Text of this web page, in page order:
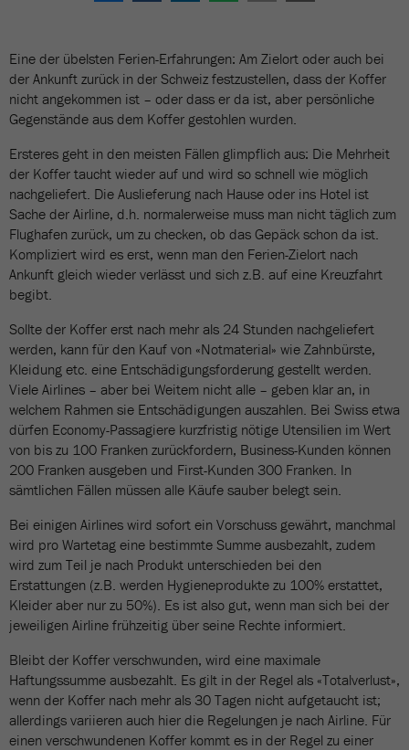
Eine der übelsten Ferien-Erfahrungen: Am Zielort oder auch bei
der Ankunft zurück in der Schweiz festzustellen, dass der Koffer
nicht angekommen ist – oder dass er da ist, aber persönliche
Gegenstände aus dem Koffer gestohlen wurden.
Ersteres geht in den meisten Fällen glimpflich aus: Die Mehrheit
der Koffer taucht wieder auf und wird so schnell wie möglich
nachgeliefert. Die Auslieferung nach Hause oder ins Hotel ist
Sache der Airline, d.h. normalerweise muss man nicht täglich zum
Flughafen zurück, um zu checken, ob das Gepäck schon da ist.
Kompliziert wird es erst, wenn man den Ferien-Zielort nach
Ankunft gleich wieder verlässt und sich z.B. auf eine Kreuzfahrt
begibt.
Sollte der Koffer erst nach mehr als 24 Stunden nachgeliefert
werden, kann für den Kauf von «Notmaterial» wie Zahnbürste,
Kleidung etc. eine Entschädigungsforderung gestellt werden.
Viele Airlines – aber bei Weitem nicht alle – geben klar an, in
welchem Rahmen sie Entschädigungen auszahlen. Bei Swiss etwa
dürfen Economy-Passagiere kurzfristig nötige Utensilien im Wert
von bis zu 100 Franken zurückfordern, Business-Kunden können
200 Franken ausgeben und First-Kunden 300 Franken. In
sämtlichen Fällen müssen alle Käufe sauber belegt sein.
Bei einigen Airlines wird sofort ein Vorschuss gewährt, manchmal
wird pro Wartetag eine bestimmte Summe ausbezahlt, zudem
wird zum Teil je nach Produkt unterschieden bei den
Erstattungen (z.B. werden Hygieneprodukte zu 100% erstattet,
Kleider aber nur zu 50%). Es ist also gut, wenn man sich bei der
jeweiligen Airline frühzeitig über seine Rechte informiert.
Bleibt der Koffer verschwunden, wird eine maximale
Haftungssumme ausbezahlt. Es gilt in der Regel als «Totalverlust»,
wenn der Koffer nach mehr als 30 Tagen nicht aufgetaucht ist;
allerdings variieren auch hier die Regelungen je nach Airline. Für
einen verschwundenen Koffer kommt es in der Regel zu einer